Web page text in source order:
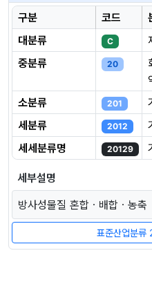
구분 코드
대분류
C
중분류
20
소분류
201
세분류
2012
세세분류명
20129
세부설명
방사성물질 혼합ㆍ배합ㆍ농축
표준산업분류